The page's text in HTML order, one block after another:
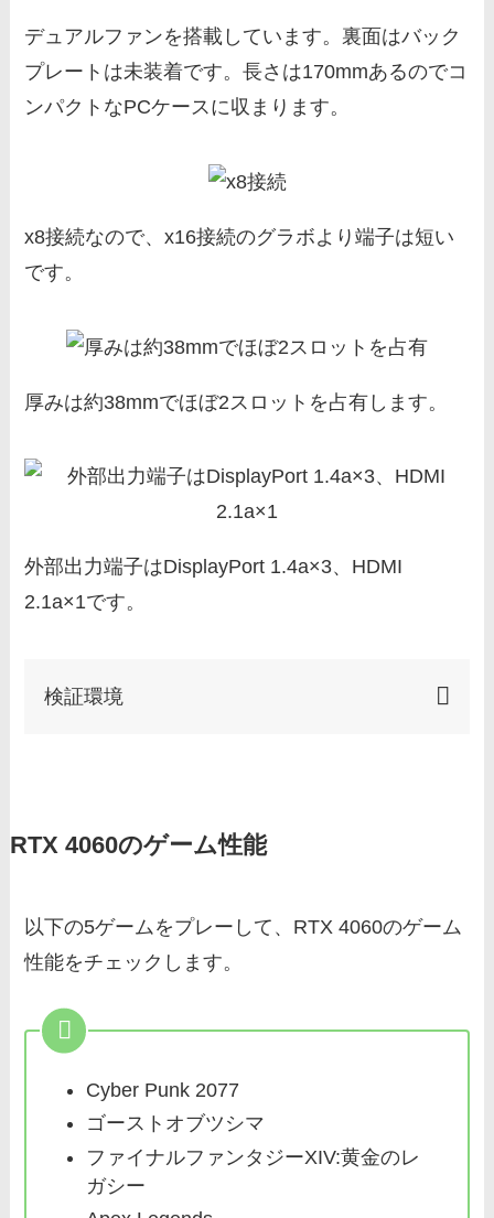
デュアルファンを搭載しています。裏面はバック
プレートは未装着です。長さは170mmあるのでコ
ンパクトなPCケースに収まります。
x8接続なので、x16接続のグラボより端子は短い
です。
厚みは約38mmでほぼ2スロットを占有します。
外部出力端子はDisplayPort 1.4a×3、HDMI
2.1a×1です。
検証環境
RTX 4060のゲーム性能
以下の5ゲームをプレーして、RTX 4060のゲーム
性能をチェックします。
Cyber Punk 2077
ゴーストオブツシマ
ファイナルファンタジーXIV:黄金のレ
ガシー